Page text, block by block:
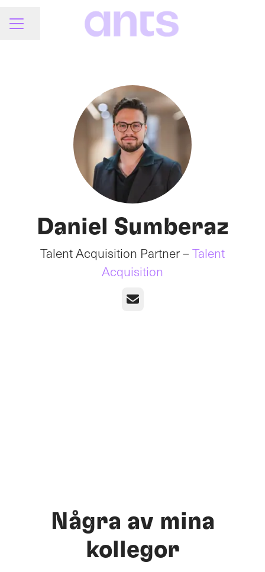
KARRIÄRMENY
Dela sidan
Daniel Sumberaz
Talent Acquisition Partner –Talent
Acquisition
E-post
Några av mina
kollegor